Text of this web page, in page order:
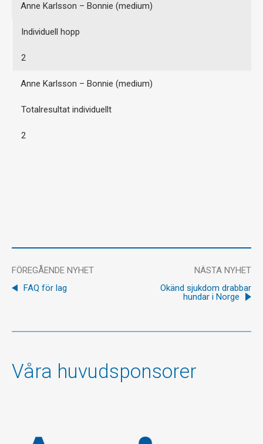
Anne Karlsson – Bonnie (medium)
Individuell hopp
2
Anne Karlsson – Bonnie (medium)
Totalresultat individuellt
2
FÖREGÅENDE NYHET
FAQ för lag
NÄSTA NYHET
Okänd sjukdom drabbar
hundar i Norge
Våra huvudsponsorer